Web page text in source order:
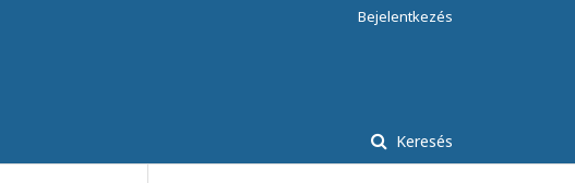
Keresés
Bejelentkezés